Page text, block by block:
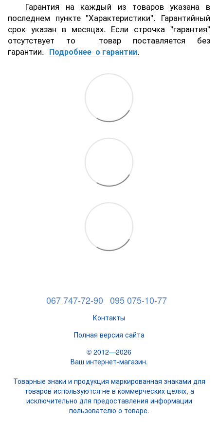
Гарантия на каждый из товаров указана в
последнем пункте "Характеристики". Гарантийный
срок указан в месяцах. Если строчка "гарантия"
отсутствует то товар поставляется без
гарантии. Подробнее о гарантии.
067 747-72-90 095 075-10-77
Контакты
Полная версия сайта
© 2012—2026
Ваш интернет-магазин.
Товарные знаки и продукция маркированная знаками для
товаров используются не в коммерческих целях, а
исключительно для предоставления информации
пользователю о товаре.